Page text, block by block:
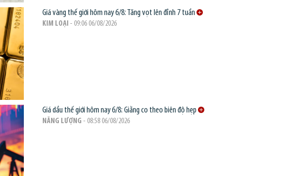
Giá vàng thế giới hôm nay 6/8: Tăng vọt lên đỉnh 7 tuần
KIM LOẠI - 09:06 06/08/2026
Giá dầu thế giới hôm nay 6/8: Giằng co theo biên độ hẹp
NĂNG LƯỢNG - 08:58 06/08/2026